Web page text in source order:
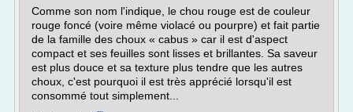
Comme son nom l'indique, le chou rouge est de couleur
rouge foncé (voire même violacé ou pourpre) et fait partie
de la famille des choux « cabus » car il est d'aspect
compact et ses feuilles sont lisses et brillantes. Sa saveur
est plus douce et sa texture plus tendre que les autres
choux, c'est pourquoi il est très apprécié lorsqu'il est
consommé tout simplement...